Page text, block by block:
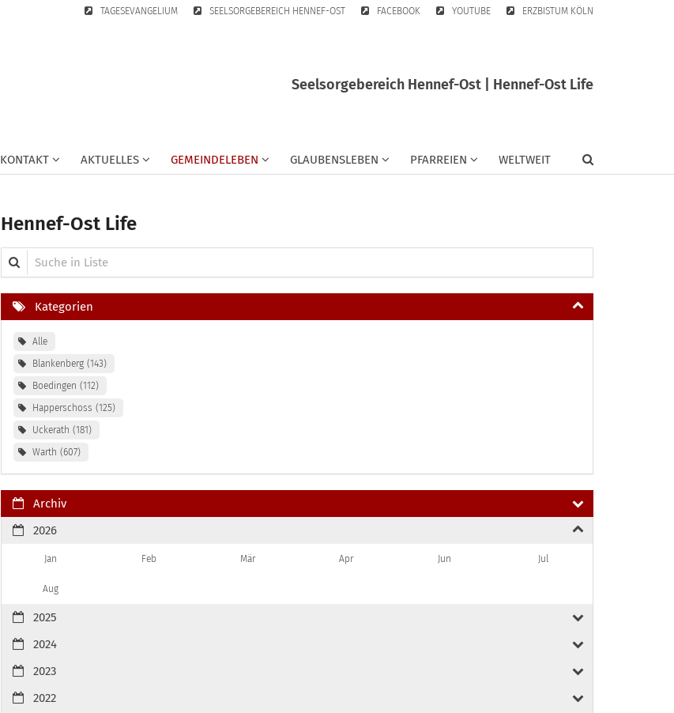
TAGESEVANGELIUM SEELSORGEBEREICH HENNEF-OST FACEBOOK YOUTUBE ERZBISTUM KÖLN
Seelsorgebereich Hennef-Ost | Hennef-Ost Life
KONTAKT AKTUELLES GEMEINDELEBEN GLAUBENSLEBEN PFARREIEN WELTWEIT
Hennef-Ost Life
Suche in Liste
Kategorien
Alle
Blankenberg 143
Boedingen
112
Happerschoss
125
Uckerath
181
Warth
607
Archiv
2026
Jan Feb Mär Apr Jun Jul
Aug
2025
2024
2023
2022